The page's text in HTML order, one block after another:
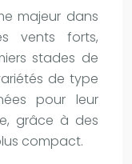
majeur dans
vents forts,
stades de
de type
pour leur
grâce à des
compact.